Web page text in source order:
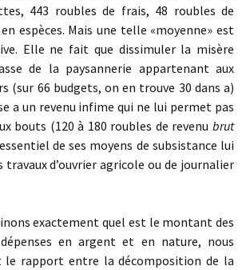
443 roubles de frais, 48 roubles de
espèces. Mais une telle «moyenne» est
Elle ne fait que dissimuler la misère
de la paysannerie appartenant aux
(sur 66 budgets, on en trouve 30 dans a)
a un revenu infime qui ne lui permet pas
bouts (120 à 180 roubles de revenu brut
de ses moyens de subsistance lui
d’ouvrier agricole ou de journalier
exactement quel est le montant des
en argent et en nature, nous
le rapport entre la décomposition de la